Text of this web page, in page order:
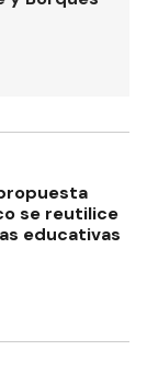
se reutilice
educativas